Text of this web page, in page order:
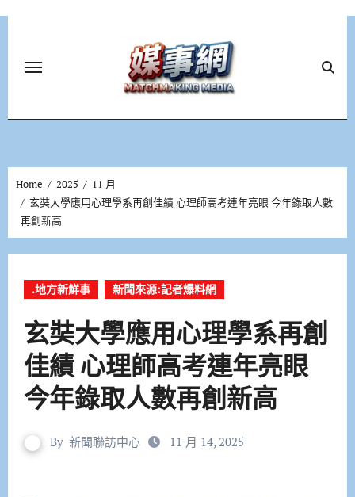
Home 2025
11 月
玄奘大學應用心理學系再創佳績 心理師高考連年亮眼 今年錄取人數
再創新高
.地方新鮮事 新聞來源:記者爆料網
玄奘大學應用心理學系再創
佳績 心理師高考連年亮眼
今年錄取人數再創新高
By 新聞聯訪中心 11 月 14, 2025